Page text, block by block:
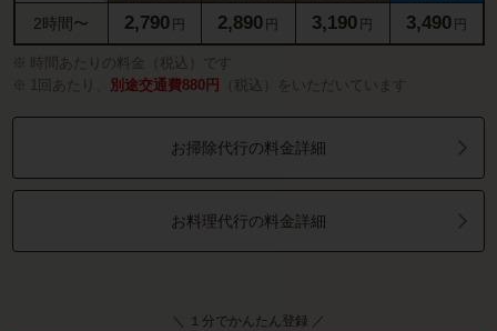
2時間〜 2,790 円 2,890 円 3,190 円 3,490 円
時間あたりの料金（税込）です
1回あたり、
別途交通費880円 （税込）をいただいています
お掃除代行の料金詳細
お料理代行の料金詳細
＼ １分でかんたん登録 ／